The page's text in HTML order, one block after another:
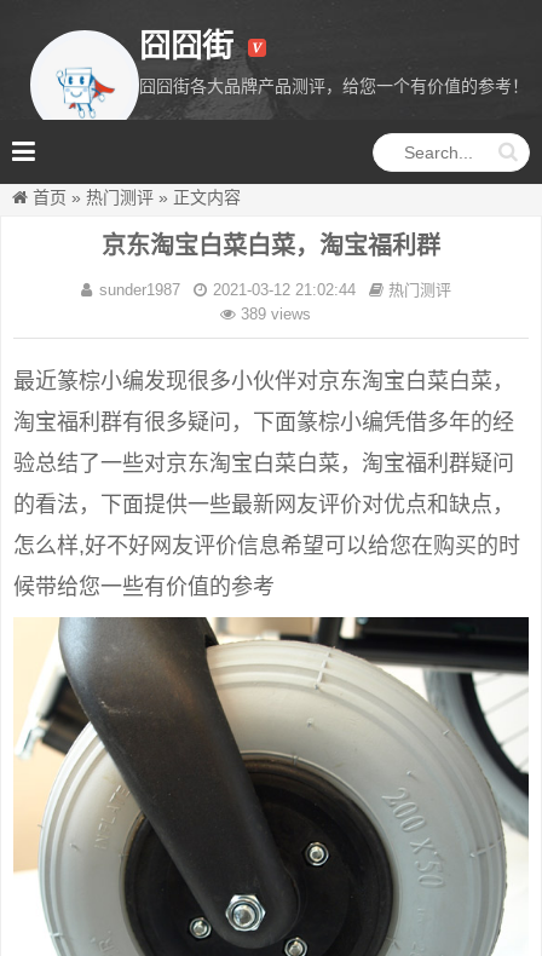
囧囧街
囧囧街各大品牌产品测评，给您一个有价值的参考！
首页 » 热门测评 » 正文内容
京东淘宝白菜白菜，淘宝福利群
sunder1987 2021-03-12 21:02:44
热门测评
389 views
最近篆棕小编发现很多小伙伴对京东淘宝白菜白菜，
淘宝福利群有很多疑问，下面篆棕小编凭借多年的经
验总结了一些对京东淘宝白菜白菜，淘宝福利群疑问
的看法，下面提供一些最新网友评价对优点和缺点，
怎么样,好不好网友评价信息希望可以给您在购买的时
候带给您一些有价值的参考